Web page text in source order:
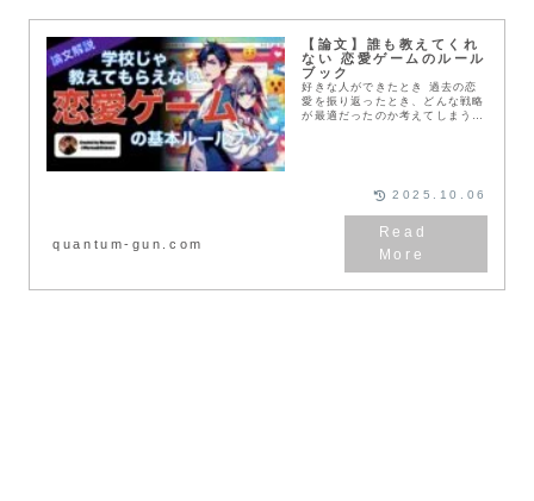
【論文】誰も教えてくれ
ない 恋愛ゲームのルール
ブック
好きな人ができたとき 過去の恋
愛を振り返ったとき、どんな戦略
が最適だったのか考えてしまうこ
正しい方法で検証してみようと思
います。
quantum-gun.com
2025.10.06